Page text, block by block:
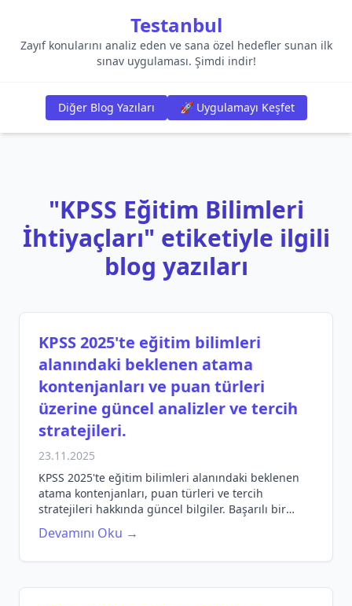
Testanbul
Zayıf konularını analiz eden ve sana özel hedefler sunan ilk
sınav uygulaması. Şimdi indir!
Diğer Blog Yazıları 🚀 Uygulamayı Keşfet
"KPSS Eğitim Bilimleri
İhtiyaçları" etiketiyle ilgili
blog yazıları
KPSS 2025'te eğitim bilimleri
alanındaki beklenen atama
kontenjanları ve puan türleri
üzerine güncel analizler ve tercih
stratejileri.
23.11.2025
KPSS 2025'te eğitim bilimleri alanındaki beklenen
atama kontenjanları, puan türleri ve tercih
stratejileri hakkında güncel bilgiler. Başarılı bir
sınav için ipuçları.
Devamını Oku →